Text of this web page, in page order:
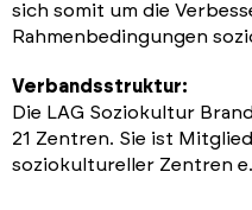
sich somit um die
Rahmenbedingungen
Verbandsstruktur:
Die LAG Soziokultur
21 Zentren. Sie ist
soziokultureller Zentren